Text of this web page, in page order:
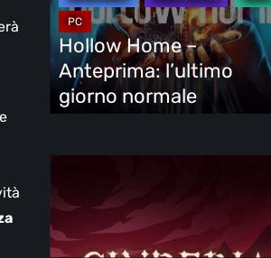
l’ultimo
giorno
normale
Hollow Home –
Anteprima: l’ultimo
giorno normale
l’Early